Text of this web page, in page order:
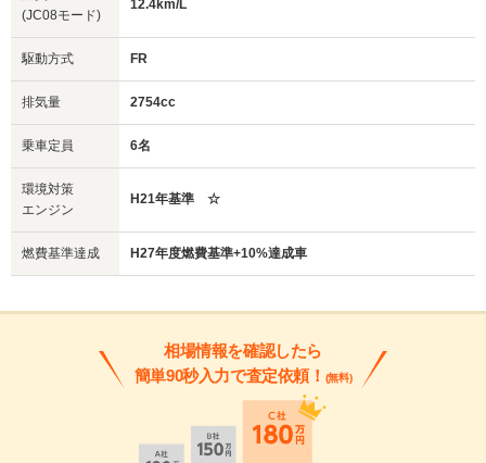
(JC08モード)
12.4km/L
駆動方式 FR
排気量 2754cc
乗車定員 6名
環境対策
エンジン
H21年基準 ☆
燃費基準達成 H27年度燃費基準+10%達成車
相場情報を確認したら
簡単90秒入力で査定依頼！ (無料)